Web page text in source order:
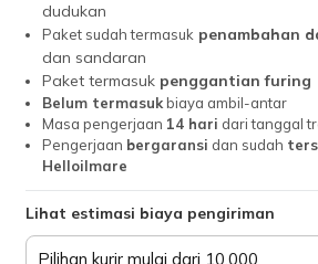
dudukan
Paket sudah termasuk penambahan
dan sandaran
Paket termasuk penggantian furing
Belum termasuk biaya ambil-antar
Masa pengerjaan 14 hari dari tanggal
Pengerjaan bergaransi dan sudah
Helloilmare
Lihat estimasi biaya pengiriman
Pilihan kurir mulai dari 10.000